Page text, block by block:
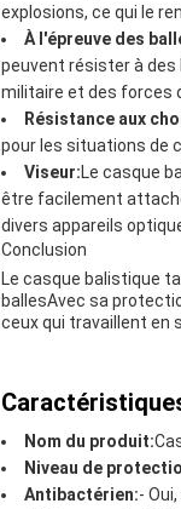
explosions, ce qui le
À l'épreuve des
peuvent résister à des
militaire et des forces
Résistance aux
pour les situations de
Viseur:Le casque
être facilement
divers appareils
Conclusion
Le casque balistique
ballesAvec sa
ceux qui travaillent en
Nom du produit:
Niveau de
Antibactérien:- Oui,